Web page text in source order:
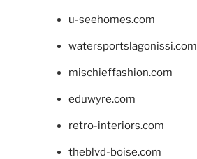
u-seehomes.com
watersportslagonissi.com
mischieffashion.com
eduwyre.com
retro-interiors.com
theblvd-boise.com